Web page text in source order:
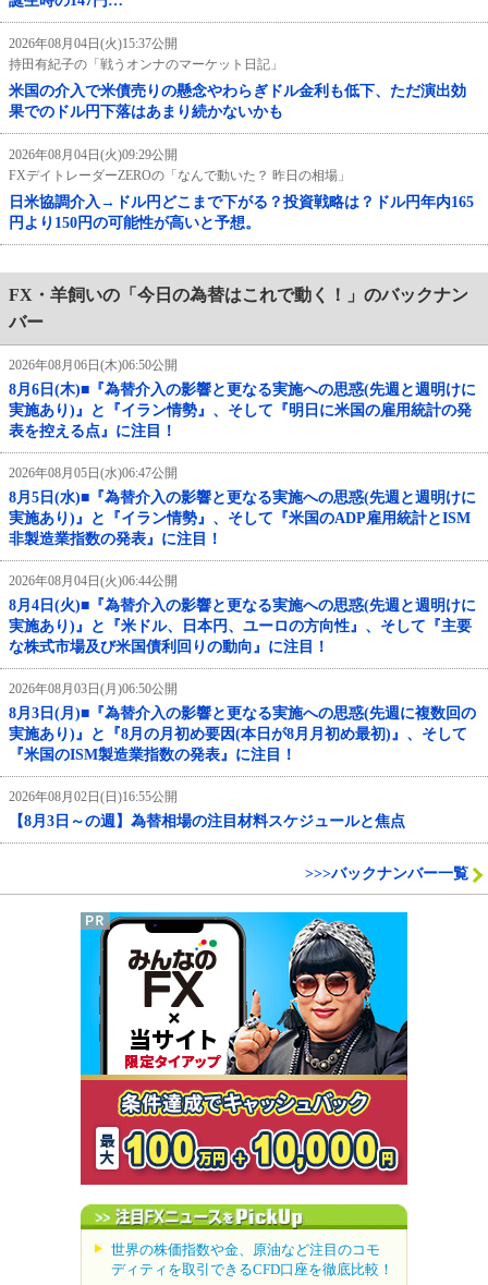
2026年08月04日(火)15:37公開
持田有紀子の「戦うオンナのマーケット日記」
米国の介入で米債売りの懸念やわらぎドル金利も低下、ただ演出効
果でのドル円下落はあまり続かないかも
2026年08月04日(火)09:29公開
FXデイトレーダーZEROの「なんで動いた？ 昨日の相場」
日米協調介入→ドル円どこまで下がる？投資戦略は？ドル円年内165
円より150円の可能性が高いと予想。
FX・羊飼いの「今日の為替はこれで動く！」のバックナン
バー
2026年08月06日(木)06:50公開
8月6日(木)■『為替介入の影響と更なる実施への思惑(先週と週明けに
実施あり)』と『イラン情勢』、そして『明日に米国の雇用統計の発
表を控える点』に注目！
2026年08月05日(水)06:47公開
8月5日(水)■『為替介入の影響と更なる実施への思惑(先週と週明けに
実施あり)』と『イラン情勢』、そして『米国のADP雇用統計とISM
非製造業指数の発表』に注目！
2026年08月04日(火)06:44公開
8月4日(火)■『為替介入の影響と更なる実施への思惑(先週と週明けに
実施あり)』と『米ドル、日本円、ユーロの方向性』、そして『主要
な株式市場及び米国債利回りの動向』に注目！
2026年08月03日(月)06:50公開
8月3日(月)■『為替介入の影響と更なる実施への思惑(先週に複数回の
実施あり)』と『8月の月初め要因(本日が8月月初め最初)』、そして
『米国のISM製造業指数の発表』に注目！
2026年08月02日(日)16:55公開
【8月3日～の週】為替相場の注目材料スケジュールと焦点
>>>バックナンバー一覧
世界の株価指数や金、原油など注目のコモ
ディティを取引できるCFD口座を徹底比較！